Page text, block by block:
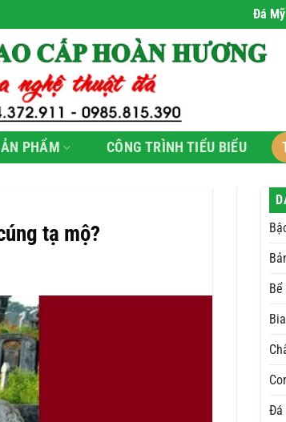
Đá Mỹ Nghệ
PHẨM CÔNG TRÌNH TIỂU BIỂU
tạ mộ?
Đá